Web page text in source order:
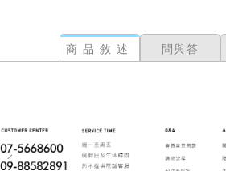
商品敘述 問與答